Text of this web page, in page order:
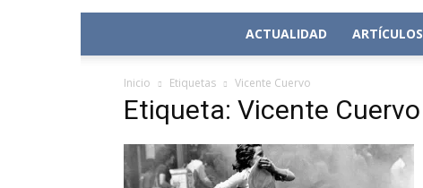
ACTUALIDAD ARTÍCULOS
Inicio Etiquetas Vicente Cuervo
Etiqueta: Vicente Cuervo